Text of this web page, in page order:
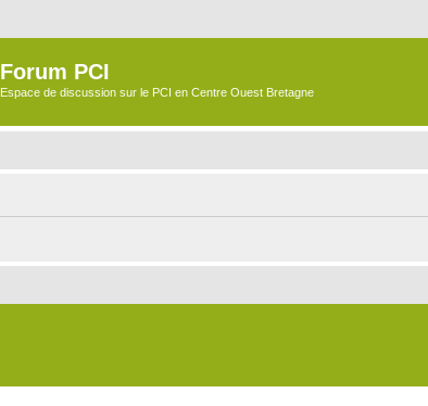
Forum PCI
Espace de discussion sur le PCI en Centre Ouest Bretagne